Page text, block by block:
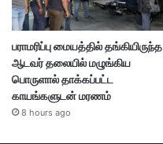
பராமரிப்பு மையத்தில் தங்கியிருந்த
ஆடவர் தலையில் மழுங்கிய
பொருளால் தாக்கப்பட்ட
காயங்களுடன் மரணம்
8 hours ago